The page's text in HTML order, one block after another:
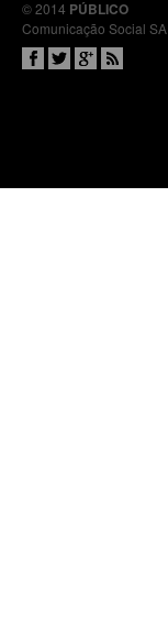
© 2014 PÚBLICO
Comunicação Social SA